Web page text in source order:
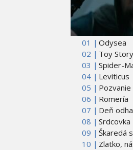
01 | Odysea
02 | Toy
03 | Spider-
04 | Leviticus
05 | Pozvanie
06 | Romería
07 | Deň
08 | Srdcovka
09 | Škaredá
10 | Zlatko,